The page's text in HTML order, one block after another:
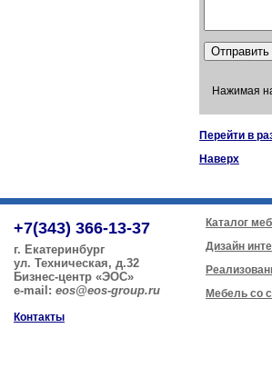
Нажимая
Перейти в
Наверх
+7(343) 366-13-37
г. Екатеринбург
ул. Техническая, д.32
Бизнес-центр «ЭОС»
e-mail: eos@eos-group.ru
Контакты
Каталог
Дизайн
Мебель со